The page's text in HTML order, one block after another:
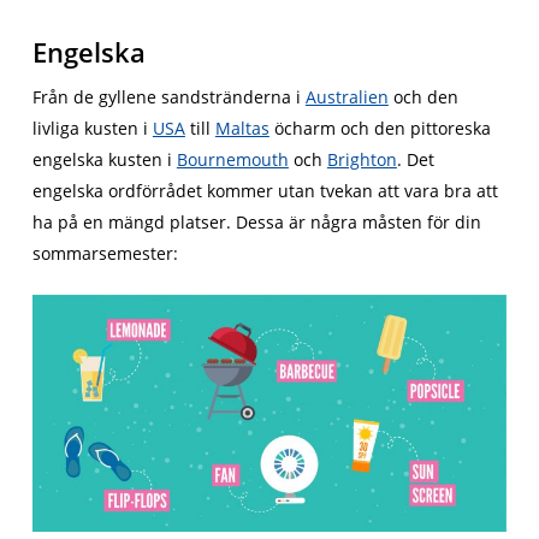
Engelska
Från de gyllene sandstränderna i Australien och den
livliga kusten i USAtill Maltas öcharm och den pittoreska
engelska kusten i Bournemouth och Brighton. Det
engelska ordförrådet kommer utan tvekan att vara bra att
ha på en mängd platser. Dessa är några måsten för din
sommarsemester: